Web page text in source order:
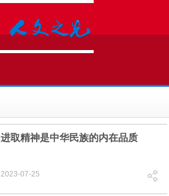
进取精神是中华民族的内在品质
2023-07-25